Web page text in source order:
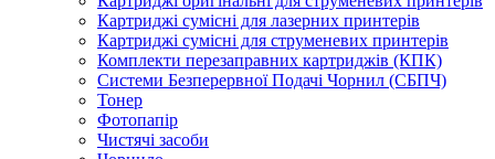
Картриджі сумісні для лазерних принтерів
Картриджі сумісні для струменевих принтерів
Комплекти перезаправних картриджів (КПК)
Системи Безперервної Подачі Чорнил (СБПЧ)
Тонер
Фотопапір
Чистячі засоби